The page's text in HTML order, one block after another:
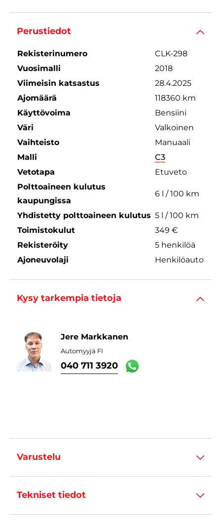
Perustiedot
Rekisterinumero
CLK-298
Vuosimalli
2018
Viimeisin katsastus
28.4.2025
Ajomäärä
118360 km
Käyttövoima
Bensiini
Väri
Valkoinen
Vaihteisto
Manuaali
Malli
C3
Vetotapa
Etuveto
Polttoaineen kulutus
kaupungissa
6 l / 100 km
Yhdistetty polttoaineen kulutus 5 l / 100 km
Toimistokulut
349 €
Rekisteröity
5 henkilöä
Ajoneuvolaji
Henkilöauto
Kysy tarkempia tietoja
Jere Markkanen
Automyyjä FI
040 711 3920
Varustelu
Tekniset tiedot